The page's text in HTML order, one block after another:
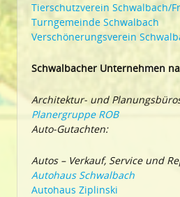
Tierschutzverein Schwalbach/
Turngemeinde Schwalbach
Verschönerungsverein
Schwalbacher Unternehmen
Architektur- und
Planergruppe ROB
Auto-Gutachten:
Autos – Verkauf, Service und
Autohaus Schwalbach
Autohaus Ziplinski